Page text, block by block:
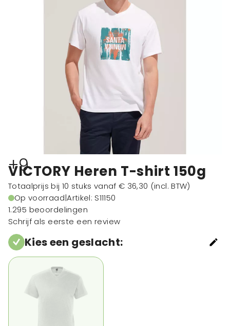
+9
VICTORY Heren T-shirt 150g
Totaalprijs bij 10 stuks vanaf € 36,30 (incl. BTW)
Op voorraad|Artikel: S11150
1.295 beoordelingen
Schrijf als eerste een review
Kies een geslacht: